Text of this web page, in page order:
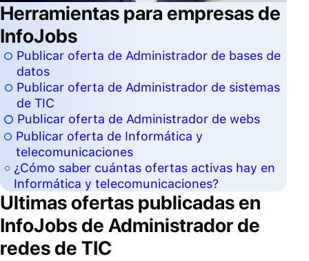
Herramientas para empresas de
InfoJobs
Publicar oferta de Administrador de bases de
datos
Publicar oferta de Administrador de sistemas
de TIC
Publicar oferta de Administrador de webs
Publicar oferta de Informática y
telecomunicaciones
¿Cómo saber cuántas ofertas activas hay en
Informática y telecomunicaciones?
Ultimas ofertas publicadas en
InfoJobs de Administrador de
redes de TIC